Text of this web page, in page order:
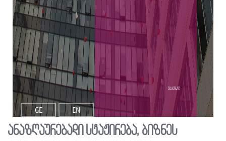
GE EN
ვაკანსია
ანაზღაურებადი სტაჟირება, ბიზნეს